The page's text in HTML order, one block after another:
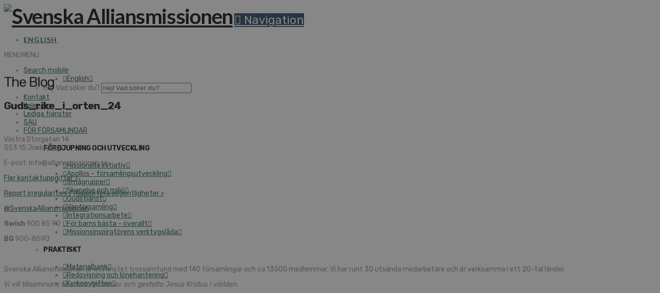
Navigation
ENGLISH
MENUMENU
Search mobile
English
Hej! Vad söker du?
Kontakt
Kalender
Lediga tjänster
SAU
FÖR FÖRSAMLINGAR
FÖRDJUPNING OCH UTVECKLING
Missionella initiativ
Apollos – församlingsutveckling
Smågrupper
Skapelse och miljö
Gudstjänst
Vänförsamling
Integrationsarbete
För barns bästa – överallt
Missionsinspiratörens verktygslåda
PRAKTISKT
Materialbank
Redovisning och lönehantering
Kyrkoavgiften
The Blog
Guds_rike_i_orten_24
Västra Storgatan 14
553 15 Jönköping
E-post: info@alliansmissionen.se
Fler kontaktuppgifter >
Report irregularities / Rapportera oegentligheter >
@SvenskaAlliansmissionen
Swish 900 85 90
BG 900-8590
Svenska Alliansmissionen är ett kristet trossamfund med 140 församlingar och ca 13500 medlemmar. Vi har runt 30 utsända medarbetare och är verksamma i ett 20-tal länder.
Vi vill tillsammans ta emot, formas av och gestalta Jesus Kristus i världen.